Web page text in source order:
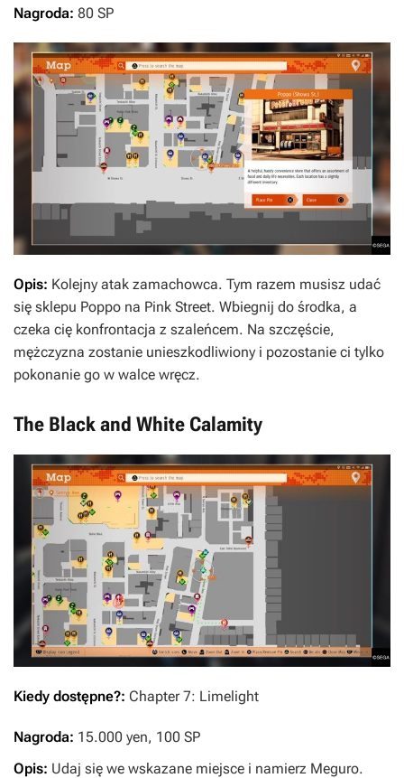
Nagroda: 80 SP
Opis: Kolejny atak zamachowca. Tym razem musisz udać
się sklepu Poppo na Pink Street. Wbiegnij do środka, a
czeka cię konfrontacja z szaleńcem. Na szczęście,
mężczyzna zostanie unieszkodliwiony i pozostanie ci tylko
pokonanie go w walce wręcz.
The Black and White Calamity
Kiedy dostępne?: Chapter 7: Limelight
Nagroda: 15.000 yen, 100 SP
Opis: Udaj się we wskazane miejsce i namierz Meguro.